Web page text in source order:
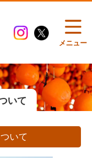
メニュー
いて
いて